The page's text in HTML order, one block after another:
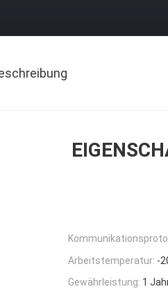
Arbeitstemperatur: -
Gewährleistung: 1